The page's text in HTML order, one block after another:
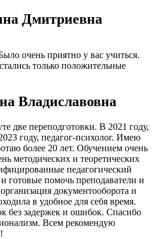
Дмитриевна
очень приятно у вас учиться.
только положительные
Владиславовна
две переподготовки. В 2021 году,
году, педагог-психолог. Имею
более 20 лет. Обучением очень
методических и теоретических
педагогический
готовые помочь преподаватели и
документооборота и
в удобное для себя время.
без задержек и ошибок. Спасибо
Всем рекомендую